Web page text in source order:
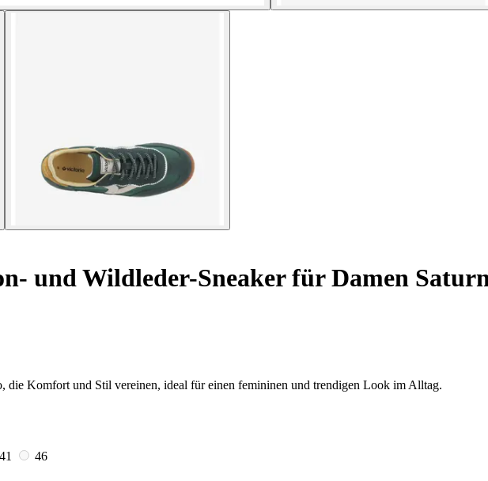
und Wildleder-Sneaker für Damen
die Komfort und Stil vereinen, ideal für einen femininen und trendigen Look im Alltag.
41
46